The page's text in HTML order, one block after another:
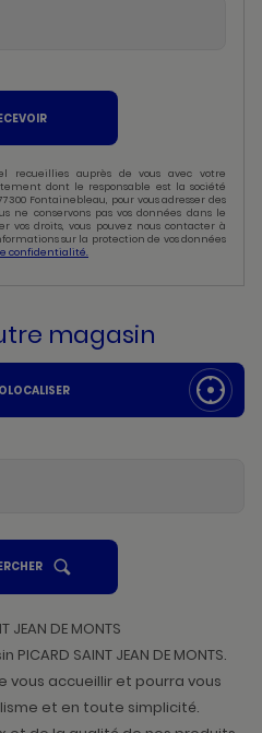
recueillies auprès de vous avec votre
dont le responsable est la société
Fontainebleau, pour vous adresser des
ne conservons pas vos données dans le
vos droits, vous pouvez nous contacter à
sur la protection de vos données
confidentialité.
magasin
UN
POINT
VENTE
DE MONTS
SAINT JEAN DE MONTS.
vous accueillir et pourra vous
et en toute simplicité.